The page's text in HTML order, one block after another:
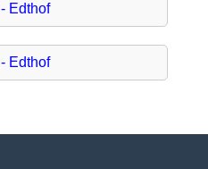
- Edthof
- Edthof